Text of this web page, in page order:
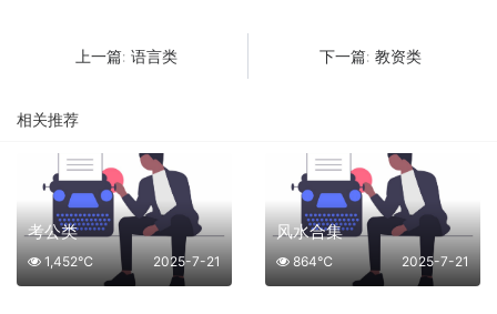
上一篇: 语言类 下一篇: 教资类
相关推荐
考公类
2025-7-21
1,452℃
风水合集
2025-7-21
864℃